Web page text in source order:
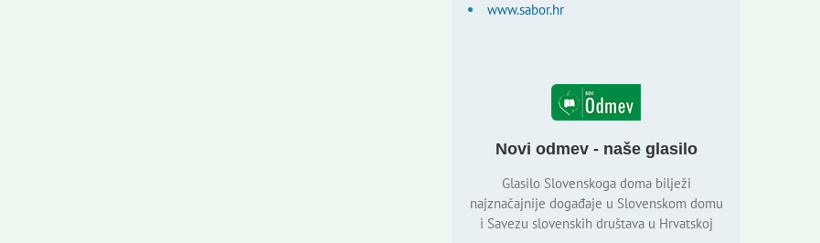
www.sabor.hr
Novi odmev - naše glasilo
Glasilo Slovenskoga doma bilježi
najznačajnije događaje u Slovenskom domu
i Savezu slovenskih društava u Hrvatskoj